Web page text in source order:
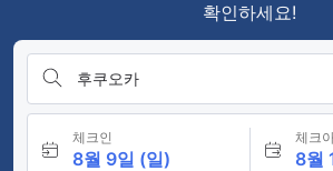
확인하세요!
후쿠오카
체크인
8월 9일 (일)
체크
8월